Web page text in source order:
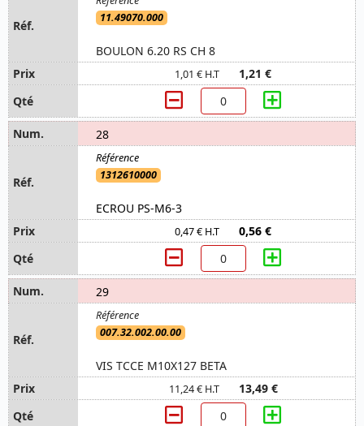
11.49070.000
BOULON 6.20 RS CH 8
1,01 € H.T 1,21 €
28
1312610000
ECROU PS-M6-3
0,47 € H.T 0,56 €
29
007.32.002.00.00
VIS TCCE M10X127 BETA
11,24 € H.T 13,49 €